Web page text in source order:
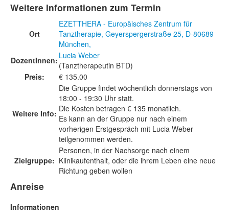
Weitere Informationen zum Termin
Ort
EZETTHERA - Europäisches Zentrum für
Tanztherapie, Geyerspergerstraße 25, D-80689
München,
DozentInnen: Lucia Weber
(Tanztherapeutin BTD)
Preis:
€ 135.00
Weitere Info:
Die Gruppe findet wöchentlich donnerstags von
18:00 - 19:30 Uhr statt.
Die Kosten betragen € 135 monatlich.
Es kann an der Gruppe nur nach einem
vorherigen Erstgespräch mit Lucia Weber
teilgenommen werden.
Zielgruppe:
Personen, in der Nachsorge nach einem
Klinikaufenthalt, oder die ihrem Leben eine neue
Richtung geben wollen
Anreise
Informationen